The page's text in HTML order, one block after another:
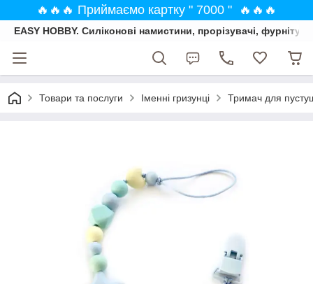
🔥🔥🔥 Приймаємо картку " 7000 " 🔥🔥🔥
EASY HOBBY. Силіконові намистини, прорізувачі,
Товари та послуги Іменні гризунці Тримач для